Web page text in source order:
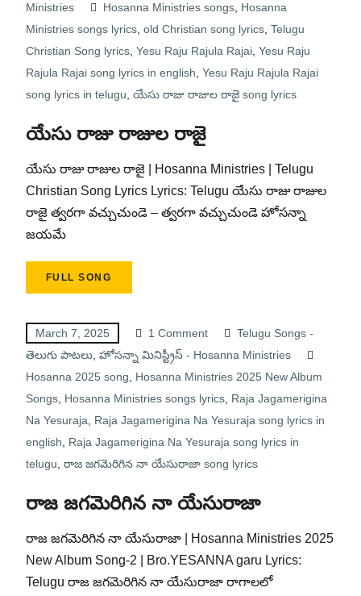
Ministries
Hosanna Ministries songs, Hosanna
Ministries songs lyrics, old Christian song lyrics, Telugu
Christian Song lyrics, Yesu Raju Rajula Rajai, Yesu Raju
Rajula Rajai song lyrics in english Yesu Raju Rajula Rajai
song lyrics in telugu యేసు రాజు రాజుల రాజై song lyrics
యేసు రాజు రాజుల రాజై
యేసు రాజు రాజుల రాజై | Hosanna Ministries | Telugu
Christian Song Lyrics Lyrics: Telugu యేసు రాజు రాజుల
రాజై త్వరగా వచ్చుచుండె – త్వరగా వచ్చుచుండె హోసన్నా
జయమే
FULL SONG
March 7, 2025 1 Comment
Telugu Songs -
తెలుగు పాటలు, హోసన్నా మినిస్ట్రీస్ - Hosanna Ministries
Hosanna 2025 song
Hosanna Ministries 2025 New Album
Songs, Hosanna Ministries songs lyrics, Raja Jagamerigina
Na Yesuraja
Raja Jagamerigina Na Yesuraja song lyrics in
english
Raja Jagamerigina Na Yesuraja song lyrics in
telugu రాజ జగమెరిగిన నా యేసురాజా song lyrics
రాజ జగమెరిగిన నా యేసురాజా
రాజ జగమెరిగిన నా యేసురాజా | Hosanna Ministries 2025
New Album Song-2 | Bro.YESANNA garu Lyrics:
Telugu రాజ జగమెరిగిన నా యేసురాజా రాగాలలో